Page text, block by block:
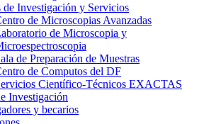
de Investigación y Servicios
de Microscopias Avanzadas
de Microscopia y
de Preparación de Muestras
de Computos del DF
Científico-Técnicos EXACTAS
Investigación
y becarios